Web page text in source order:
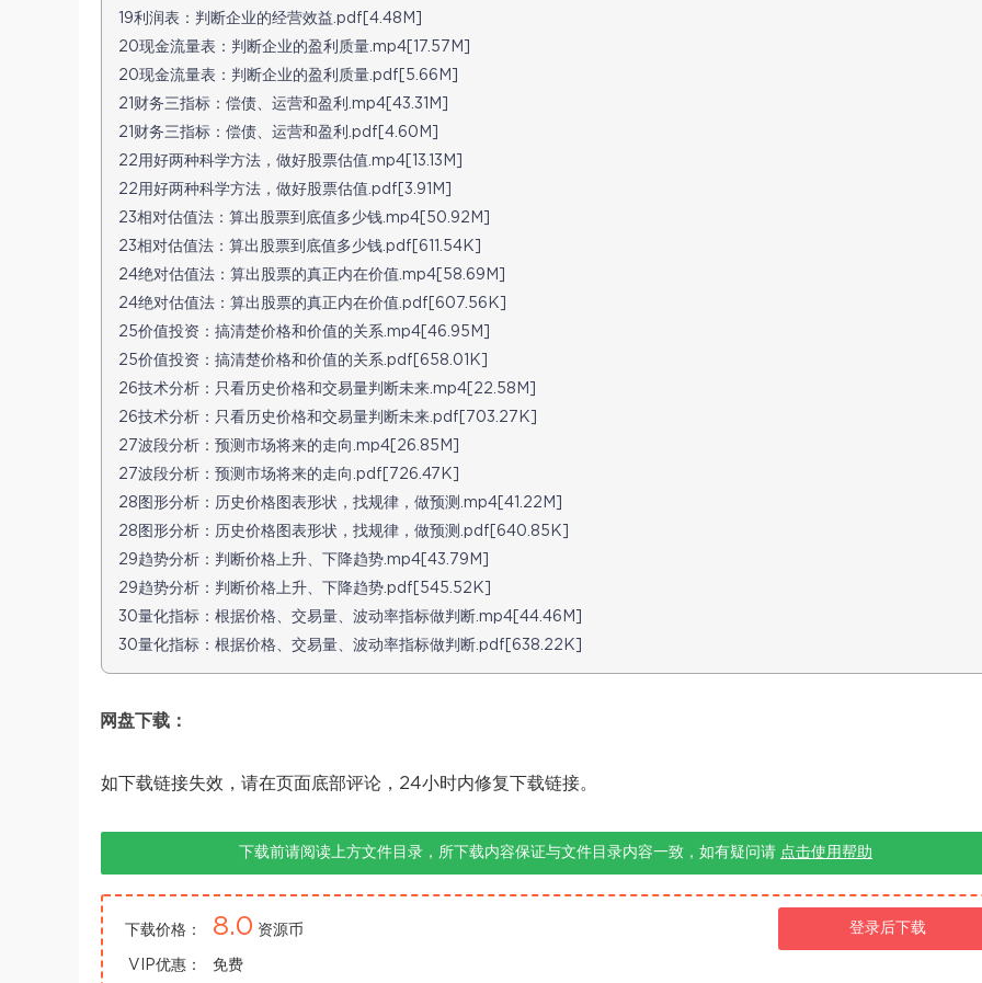
19利润表：判断企业的经营效益.pdf[4.48M]
20现金流量表：判断企业的盈利质量.mp4[17.57M]
20现金流量表：判断企业的盈利质量.pdf[5.66M]
21财务三指标：偿债、运营和盈利.mp4[43.31M]
21财务三指标：偿债、运营和盈利.pdf[4.60M]
22用好两种科学方法，做好股票估值.mp4[13.13M]
22用好两种科学方法，做好股票估值.pdf[3.91M]
23相对估值法：算出股票到底值多少钱.mp4[50.92M]
23相对估值法：算出股票到底值多少钱.pdf[611.54K]
24绝对估值法：算出股票的真正内在价值.mp4[58.69M]
24绝对估值法：算出股票的真正内在价值.pdf[607.56K]
25价值投资：搞清楚价格和价值的关系.mp4[46.95M]
25价值投资：搞清楚价格和价值的关系.pdf[658.01K]
26技术分析：只看历史价格和交易量判断未来.mp4[22.58M]
26技术分析：只看历史价格和交易量判断未来.pdf[703.27K]
27波段分析：预测市场将来的走向.mp4[26.85M]
27波段分析：预测市场将来的走向.pdf[726.47K]
28图形分析：历史价格图表形状，找规律，做预测.mp4[41.22M]
28图形分析：历史价格图表形状，找规律，做预测.pdf[640.85K]
29趋势分析：判断价格上升、下降趋势.mp4[43.79M]
29趋势分析：判断价格上升、下降趋势.pdf[545.52K]
30量化指标：根据价格、交易量、波动率指标做判断.mp4[44.46M]
30量化指标：根据价格、交易量、波动率指标做判断.pdf[638.22K]
网盘下载：
如下载链接失效，请在页面底部评论，24小时内修复下载链接。
下载前请阅读上方文件目录，所下载内容保证与文件目录内容一致，如有疑问请 点击使用帮助
下载价格： 8.0 资源币
VIP优惠： 免费
登录后下载